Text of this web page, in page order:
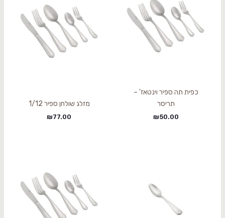
כפית תה ספיר וינטאז' –
תריסר
₪50.00
מזלג שולחן ספיר 1/12
₪77.00